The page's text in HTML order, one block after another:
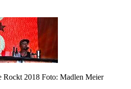
Rockt 2018 Foto: Madlen Meier